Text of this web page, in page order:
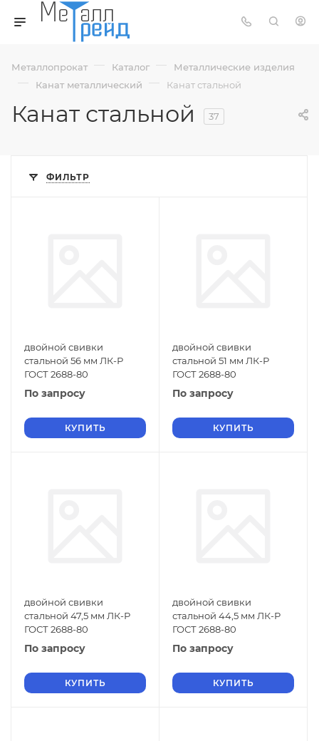
Металлопрокат — Каталог — Металлические изделия
— Канат металлический — Канат стальной
Канат стальной 37
ФИЛЬТР
двойной свивки
стальной 56 мм ЛК-Р
ГОСТ 2688-80
По запросу
КУПИТЬ
двойной свивки
стальной 51 мм ЛК-Р
ГОСТ 2688-80
По запросу
КУПИТЬ
двойной свивки
стальной 47,5 мм ЛК-Р
ГОСТ 2688-80
По запросу
КУПИТЬ
двойной свивки
стальной 44,5 мм ЛК-Р
ГОСТ 2688-80
По запросу
КУПИТЬ